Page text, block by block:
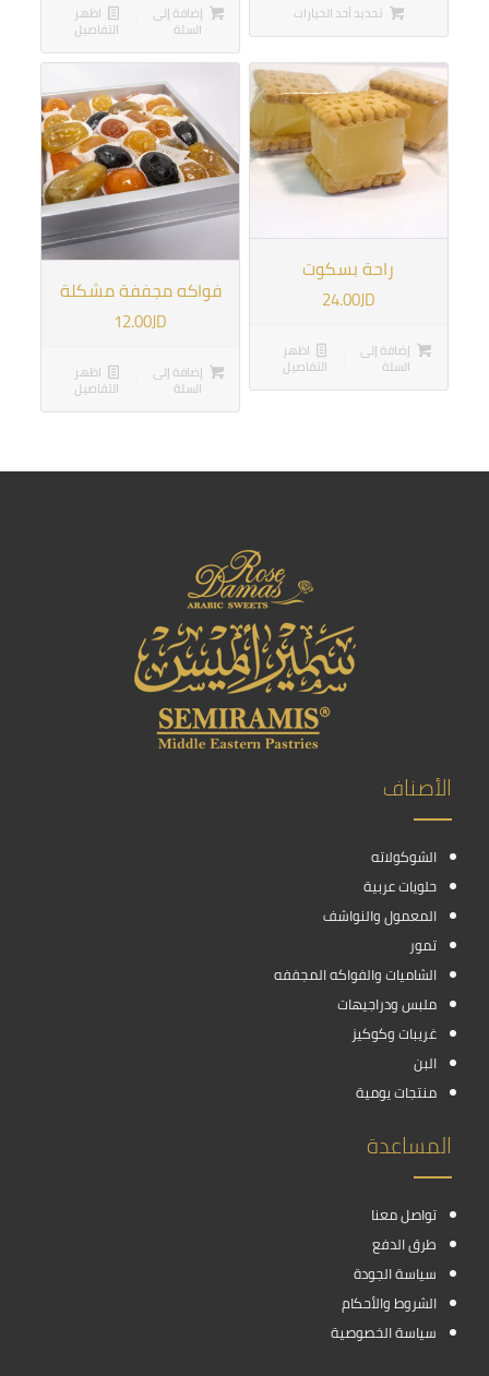
تحديد أحد الخيارات إضافة إلى
السلة
اظهر
التفاصيل
راحة بسكوت
24.00JD
إضافة إلى
السلة
اظهر
التفاصيل
فواكه مجففة مشكلة
12.00JD
إضافة إلى
السلة
اظهر
التفاصيل
الأصناف
الشوكولاته
حلويات عربية
المعمول والنواشف
تمور
الشاميات والفواكه المجففه
ملبس ودراجيهات
غريبات وكوكيز
البن
منتجات يومية
المساعدة
تواصل معنا
طرق الدفع
سياسة الجودة
الشروط والأحكام
سياسة الخصوصية